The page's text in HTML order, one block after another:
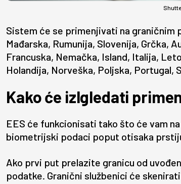
Sistem će se primenjivati na graničnim
Mađarska, Rumunija, Slovenija, Grčka,
Francuska, Nemačka, Island, Italija,
Holandija, Norveška, Poljska, Portugal,
Kako će izlgledati
EES će funkcionisati tako što će vam
biometrijski podaci poput otisaka
Ako prvi put prelazite granicu od
podatke. Granični službenici će